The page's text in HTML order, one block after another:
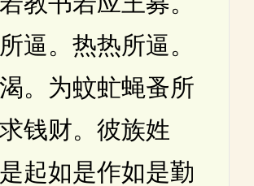
逼。热热所逼。
。为蚊虻蝇蚤所
钱财。彼族姓
起如是作如是勤